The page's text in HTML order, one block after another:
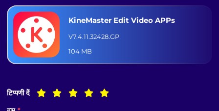
KineMaster Edit Video APPs
V7.4.11.32428.GP
104 MB
टिप्पणी दें